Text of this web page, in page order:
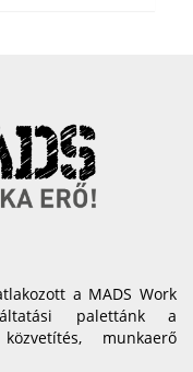
a MADS Work
palettánk a
munkaerő